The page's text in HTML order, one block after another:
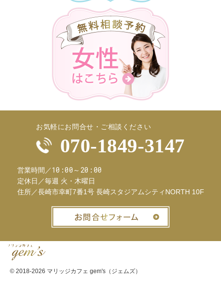
お気軽にお問合せ・ご相談ください
070-1849-3147
営業時間／10:00～20:00
定休日／毎週 火・木曜日
住所／長崎市幸町7番1号 長崎スタジアムシティNORTH 10F
© 2018-2026 マリッジカフェ gem's（ジェムズ）